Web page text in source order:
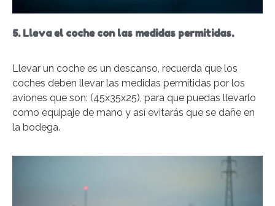
5. Lleva el coche con las medidas permitidas.
Llevar un coche es un descanso, recuerda que los
coches deben llevar las medidas permitidas por los
aviones que son: (45x35x25), para que puedas llevarlo
como equipaje de mano y así evitarás que se dañe en
la bodega.